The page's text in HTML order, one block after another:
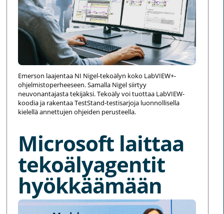
Emerson laajentaa NI Nigel-tekoälyn koko LabVIEW+-
ohjelmistoperheeseen. Samalla Nigel siirtyy
neuvonantajasta tekijäksi. Tekoäly voi tuottaa LabVIEW-
koodia ja rakentaa TestStand-testisarjoja luonnollisella
kielellä annettujen ohjeiden perusteella.
Microsoft laittaa
tekoälyagentit
hyökkäämään